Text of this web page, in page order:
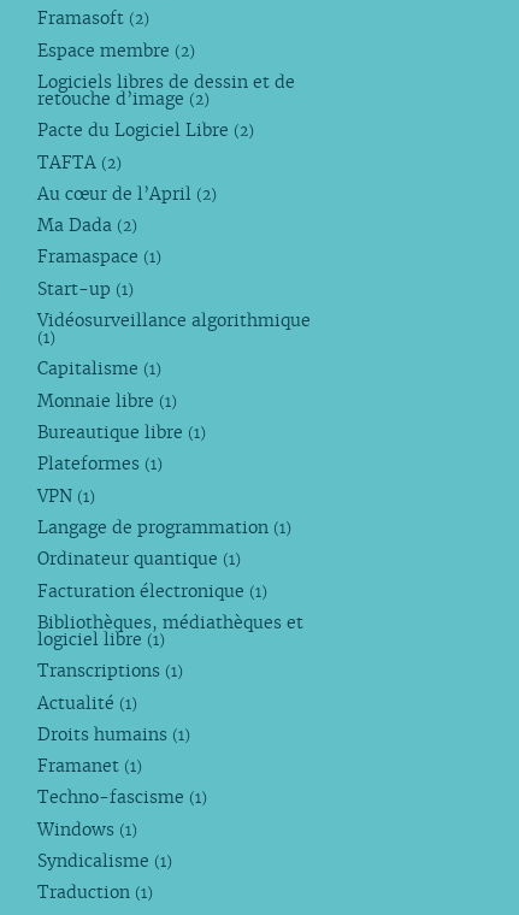
Framasoft (2)
Espace membre (2)
Logiciels libres de dessin et de
retouche d’image (2)
Pacte du Logiciel Libre (2)
TAFTA (2)
Au cœur de l’April (2)
Ma Dada (2)
Framaspace (1)
Start-up (1)
Vidéosurveillance algorithmique
(1)
Capitalisme (1)
Monnaie libre (1)
Bureautique libre (1)
Plateformes (1)
VPN (1)
Langage de programmation (1)
Ordinateur quantique (1)
Facturation électronique (1)
Bibliothèques, médiathèques et
logiciel libre (1)
Transcriptions (1)
Actualité (1)
Droits humains (1)
Framanet (1)
Techno-fascisme (1)
Windows (1)
Syndicalisme (1)
Traduction (1)